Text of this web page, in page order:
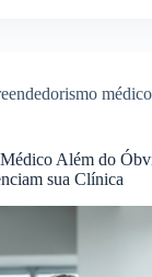
médico
Além do
sua Clínica